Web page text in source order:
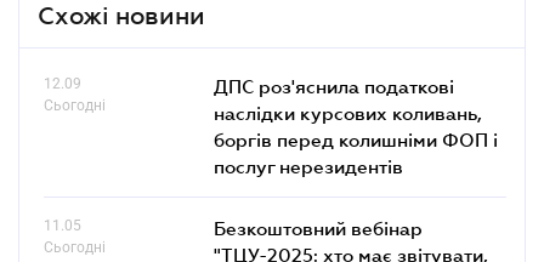
Схожі новини
12.09
Сьогодні
ДПС роз'яснила податкові
наслідки курсових коливань,
боргів перед колишніми ФОП і
послуг нерезидентів
11.05
Сьогодні
Безкоштовний вебінар
"ТЦУ-2025: хто має звітувати,